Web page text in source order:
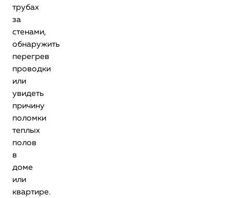
трубах
за
стенами,
обнаружить
перегрев
проводки
или
увидеть
причину
поломки
теплых
полов
в
доме
или
квартире.